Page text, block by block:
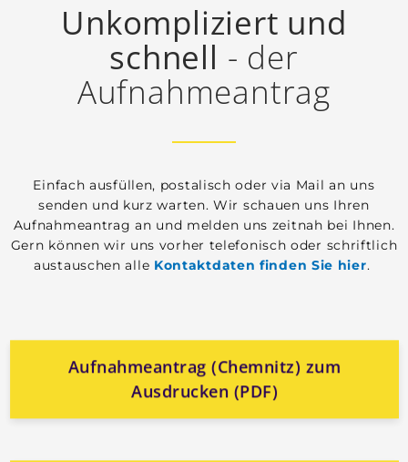
Unkompliziert und
schnell - der
Aufnahmeantrag
Einfach ausfüllen, postalisch oder via Mail an uns
senden und kurz warten. Wir schauen uns Ihren
Aufnahmeantrag an und melden uns zeitnah bei Ihnen.
Gern können wir uns vorher telefonisch oder schriftlich
austauschen alle Kontaktdaten finden Sie hier.
Aufnahmeantrag (Chemnitz) zum
Ausdrucken (PDF)